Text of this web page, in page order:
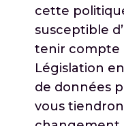
cette
susceptible
tenir compte
Législation
de données
vous